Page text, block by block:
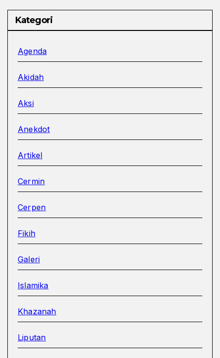
Kategori
Agenda
Akidah
Aksi
Anekdot
Artikel
Cermin
Cerpen
Fikih
Galeri
Islamika
Khazanah
Liputan